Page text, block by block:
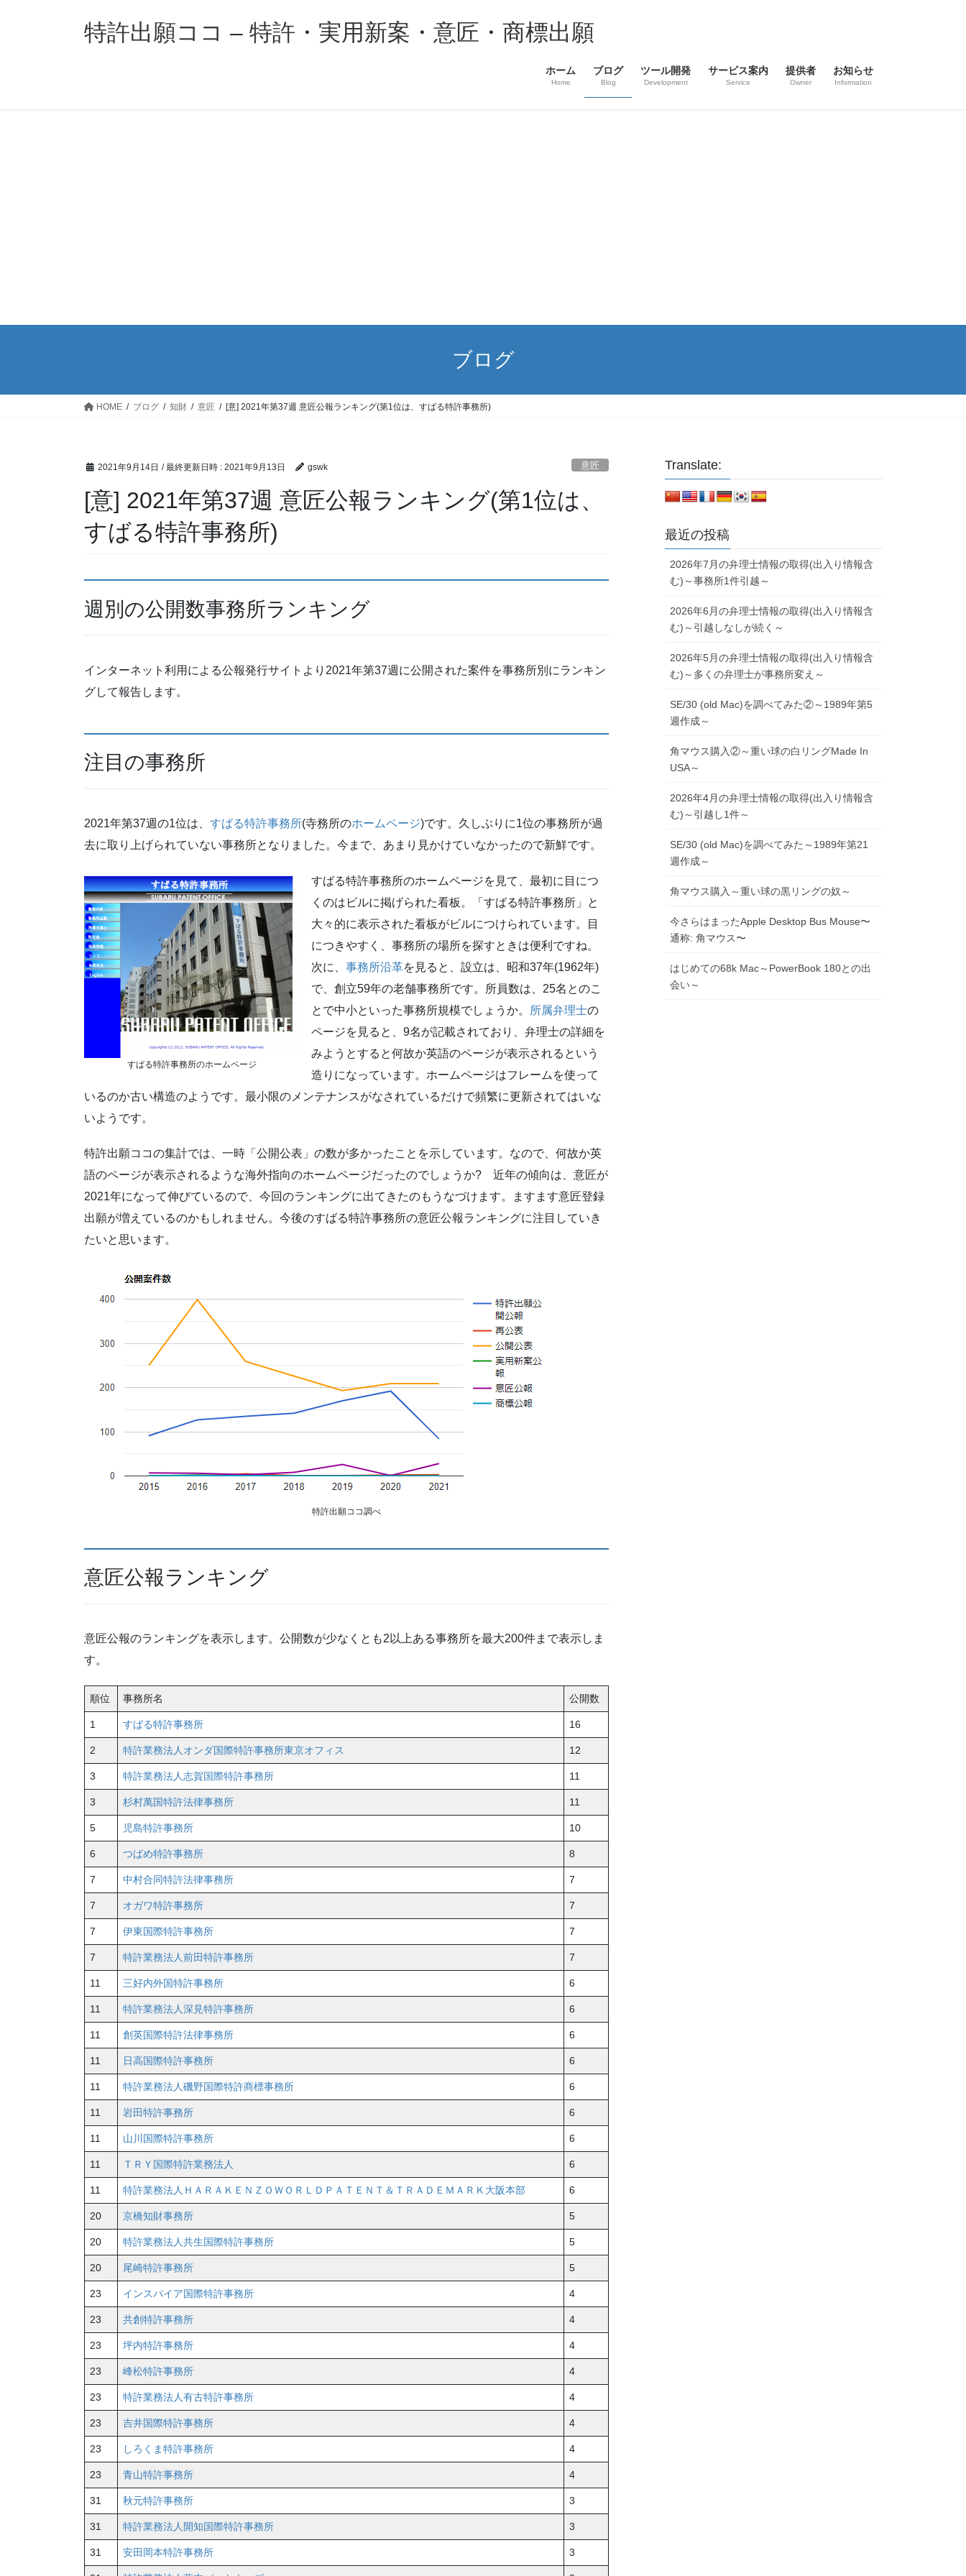
特許出願ココ – 特許・実用新案・意匠・商標出願
ホーム
Home
ブログ
Blog
ツール開発
Development
サービス案内
Service
提供者
Owner
お知らせ
Information
ブログ
HOME ブログ 知財 意匠 [意] 2021年第37週 意匠公報ランキング(第1位は、すばる特許事務所)
2021年9月14日 / 最終更新日時 : 2021年9月13日 gswk 意匠
[意] 2021年第37週 意匠公報ランキング(第1位は、
すばる特許事務所)
週別の公開数事務所ランキング
インターネット利用による公報発行サイトより2021年第37週に公開された案件を事務所別にランキン
グして報告します。
注目の事務所
2021年第37週の1位は、 すばる特許事務所(寺務所のホームページ)です。久しぶりに1位の事務所が過
去に取り上げられていない事務所となりました。今まで、あまり見かけていなかったので新鮮です。
すばる特許事務所のホームページ
すばる特許事務所のホームページを見て、最初に目につ
くのはビルに掲げられた看板。「すばる特許事務所」と
大々的に表示された看板がビルにつけられています。目
につきやすく、事務所の場所を探すときは便利ですね。
次に、 事務所沿革を見ると、設立は、昭和37年(1962年)
で、創立59年の老舗事務所です。所員数は、25名とのこ
とで中小といった事務所規模でしょうか。
所属弁理士の
ページを見ると、9名が記載されており、弁理士の詳細を
みようとすると何故か英語のページが表示されるという
造りになっています。ホームページはフレームを使って
いるのか古い構造のようです。最小限のメンテナンスがなされているだけで頻繁に更新されてはいな
いようです。
特許出願ココの集計では、一時「公開公表」の数が多かったことを示しています。なので、何故か英
語のページが表示されるような海外指向のホームページだったのでしょうか? 近年の傾向は、意匠が
2021年になって伸びているので、今回のランキングに出てきたのもうなづけます。ますます意匠登録
出願が増えているのかもしれません。今後のすばる特許事務所の意匠公報ランキングに注目していき
たいと思います。
特許出願ココ調べ
意匠公報ランキング
意匠公報のランキングを表示します。公開数が少なくとも2以上ある事務所を最大200件まで表示しま
す。
順位 事務所名 公開数
1 すばる特許事務所 16
2 特許業務法人オンダ国際特許事務所東京オフィス 12
3 特許業務法人志賀国際特許事務所 11
3 杉村萬国特許法律事務所 11
5 児島特許事務所 10
6 つばめ特許事務所 8
7 中村合同特許法律事務所 7
7 オガワ特許事務所 7
7 伊東国際特許事務所 7
7 特許業務法人前田特許事務所 7
11 三好内外国特許事務所 6
11 特許業務法人深見特許事務所 6
11 創英国際特許法律事務所 6
11 日高国際特許事務所 6
11 特許業務法人磯野国際特許商標事務所 6
11 岩田特許事務所 6
11 山川国際特許事務所 6
11 ＴＲＹ国際特許業務法人 6
11 特許業務法人ＨＡＲＡＫＥＮＺＯＷＯＲＬＤＰＡＴＥＮＴ＆ＴＲＡＤＥＭＡＲＫ大阪本部 6
20 京橋知財事務所 5
20 特許業務法人共生国際特許事務所 5
20 尾崎特許事務所 5
23 インスパイア国際特許事務所 4
23 共創特許事務所 4
23 坪内特許事務所 4
23 峰松特許事務所 4
23 特許業務法人有古特許事務所 4
23 吉井国際特許事務所 4
23 しろくま特許事務所 4
23 青山特許事務所 4
31 秋元特許事務所 3
31 特許業務法人開知国際特許事務所 3
31 安田岡本特許事務所 3
Translate:
最近の投稿
2026年7月の弁理士情報の取得(出入り情報含
む)～事務所1件引越～
2026年6月の弁理士情報の取得(出入り情報含
む)～引越しなしが続く～
2026年5月の弁理士情報の取得(出入り情報含
む)～多くの弁理士が事務所変え～
SE/30 (old Mac)を調べてみた②～1989年第5
週作成～
角マウス購入②～重い球の白リングMade In
USA～
2026年4月の弁理士情報の取得(出入り情報含
む)～引越し1件～
SE/30 (old Mac)を調べてみた～1989年第21
週作成～
角マウス購入～重い球の黒リングの奴～
今さらはまったApple Desktop Bus Mouse〜
通称: 角マウス〜
はじめての68k Mac～PowerBook 180との出
会い～